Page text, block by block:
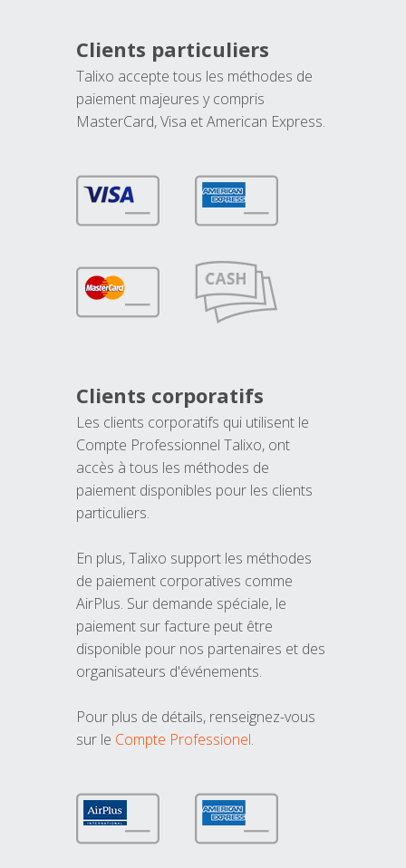
Clients particuliers
Talixo accepte tous les méthodes de
paiement majeures y compris
MasterCard, Visa et American Express.
Clients corporatifs
Les clients corporatifs qui utilisent le
Compte Professionnel Talixo, ont
accès à tous les méthodes de
paiement disponibles pour les clients
particuliers.
En plus, Talixo support les méthodes
de paiement corporatives comme
AirPlus. Sur demande spéciale, le
paiement sur facture peut être
disponible pour nos partenaires et des
organisateurs d'événements.
Pour plus de détails, renseignez-vous
sur le Compte Professionel.